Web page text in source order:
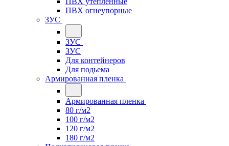
ПВХ огнеупорные
ЗУС
ЗУС
ЗУС
Для контейнеров
Для подьема
Армированная пленка
Армированная пленка
80 г/м2
100 г/м2
120 г/м2
180 г/м2